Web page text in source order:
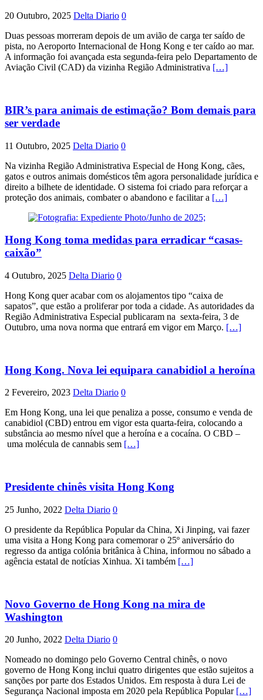
20 Outubro, 2025 Delta Diario 0
Duas pessoas morreram depois de um avião de carga ter saído de
pista, no Aeroporto Internacional de Hong Kong e ter caído ao mar.
A informação foi avançada esta segunda-feira pelo Departamento de
Aviação Civil (CAD) da vizinha Região Administrativa […]
BIR’s para animais de estimação? Bom demais para
ser verdade
11 Outubro, 2025 Delta Diario 0
Na vizinha Região Administrativa Especial de Hong Kong, cães,
gatos e outros animais domésticos têm agora personalidade jurídica e
direito a bilhete de identidade. O sistema foi criado para reforçar a
proteção dos animais, combater o abandono e facilitar a […]
Hong Kong toma medidas para erradicar “casas-
caixão”
4 Outubro, 2025 Delta Diario 0
Hong Kong quer acabar com os alojamentos tipo “caixa de
sapatos”, que estão a proliferar por toda a cidade. As autoridades da
Região Administrativa Especial publicaram na sexta-feira, 3 de
Outubro, uma nova norma que entrará em vigor em Março. […]
Hong Kong. Nova lei equipara canabidiol a heroína
2 Fevereiro, 2023 Delta Diario 0
Em Hong Kong, una lei que penaliza a posse, consumo e venda de
canabidiol (CBD) entrou em vigor esta quarta-feira, colocando a
substância ao mesmo nível que a heroína e a cocaína. O CBD –
uma molécula de cannabis sem […]
Presidente chinês visita Hong Kong
25 Junho, 2022 Delta Diario 0
O presidente da República Popular da China, Xi Jinping, vai fazer
uma visita a Hong Kong para comemorar o 25º aniversário do
regresso da antiga colónia britânica à China, informou no sábado a
agência estatal de notícias Xinhua. Xi também […]
Novo Governo de Hong Kong na mira de
Washington
20 Junho, 2022 Delta Diario 0
Nomeado no domingo pelo Governo Central chinês, o novo
governo de Hong Kong inclui quatro dirigentes que estão sujeitos a
sanções por parte dos Estados Unidos. Em resposta à dura Lei de
Segurança Nacional imposta em 2020 pela República Popular […]